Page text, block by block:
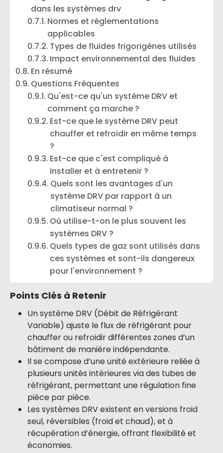
dans les systèmes drv
Normes et réglementations
applicables
Types de fluides frigorigènes utilisés
Impact environnemental des fluides
En résumé
Questions Fréquentes
Qu'est-ce qu'un système DRV et
comment ça marche ?
Est-ce que le système DRV peut
chauffer et refroidir en même temps
?
Est-ce que c'est compliqué à
installer et à entretenir ?
Quels sont les avantages d'un
système DRV par rapport à un
climatiseur normal ?
Où utilise-t-on le plus souvent les
systèmes DRV ?
Quels types de gaz sont utilisés dans
ces systèmes et sont-ils dangereux
pour l'environnement ?
Points Clés à Retenir
Un système DRV (Débit de Réfrigérant
Variable) ajuste le flux de réfrigérant pour
chauffer ou refroidir différentes zones d’un
bâtiment de manière indépendante.
Il se compose d’une unité extérieure reliée à
plusieurs unités intérieures via des tubes de
réfrigérant, permettant une régulation fine
pièce par pièce.
Les systèmes DRV existent en versions froid
seul, réversibles (froid et chaud), et à
récupération d’énergie, offrant flexibilité et
économies.